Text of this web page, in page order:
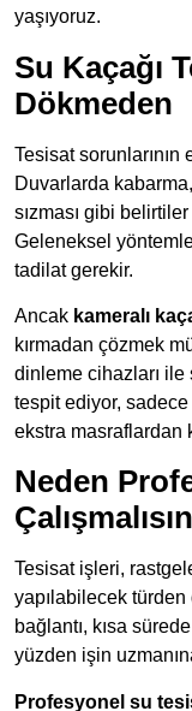
yaşıyoruz.
Su Kaçağı
Dökmeden
Tesisat sorunlarının
Duvarlarda
sızması gibi
Geleneksel
tadilat gerekir.
Ancak kameralı
kırmadan çözmek
dinleme cihazları ile
tespit ediyor,
ekstra masraflardan
Neden
Tesisat işleri,
yapılabilecek
bağlantı, kısa
yüzden işin
Profesyonel su